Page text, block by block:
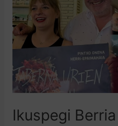
Ikuspegi